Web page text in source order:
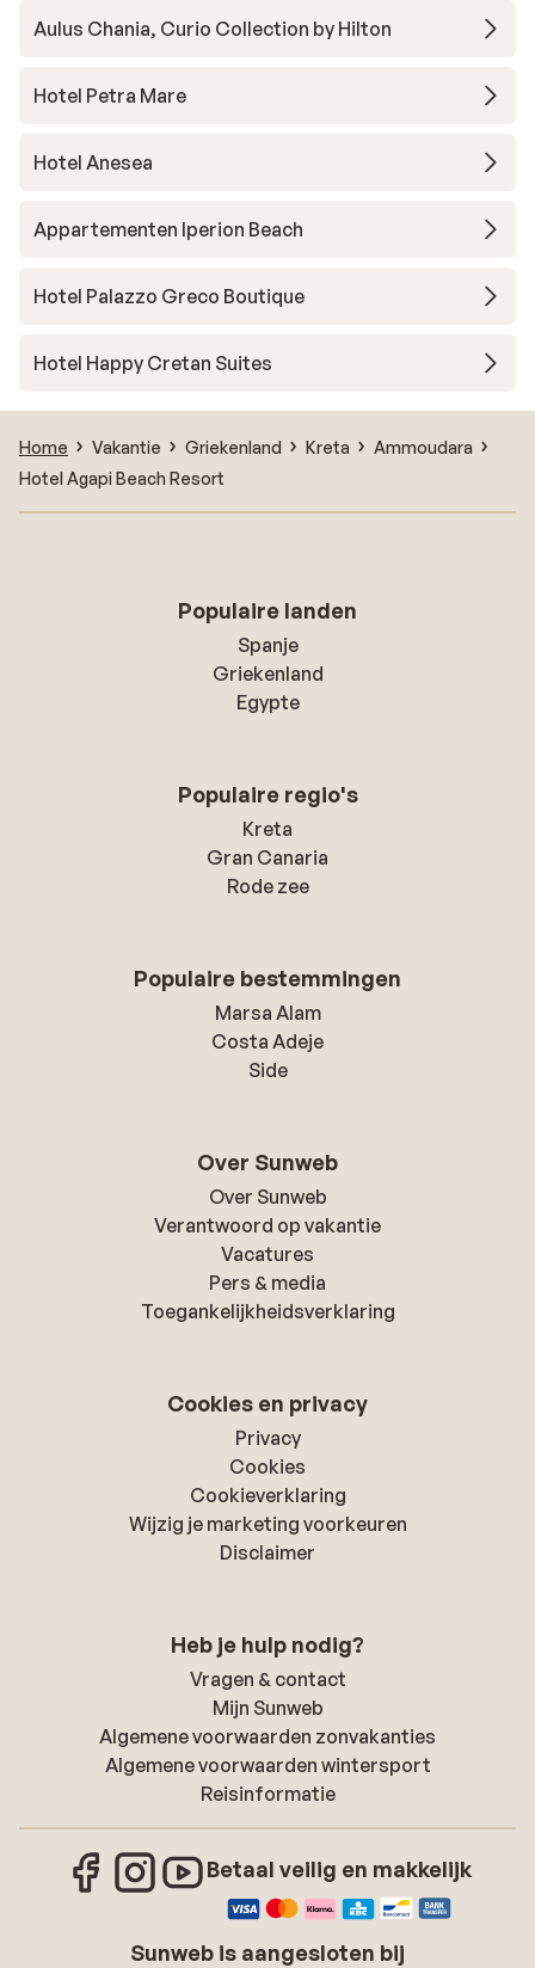
Aulus Chania, Curio Collection by Hilton
Hotel Petra Mare
Hotel Anesea
Appartementen Iperion Beach
Hotel Palazzo Greco Boutique
Hotel Happy Cretan Suites
Home Vakantie Griekenland Kreta
Ammoudara
Hotel Agapi Beach Resort
Populaire landen
Spanje
Griekenland
Egypte
Populaire regio's
Kreta
Gran Canaria
Rode zee
Populaire bestemmingen
Marsa Alam
Costa Adeje
Side
Over Sunweb
Over Sunweb
Verantwoord op vakantie
Vacatures
Pers & media
Toegankelijkheidsverklaring
Cookies en privacy
Privacy
Cookies
Cookieverklaring
Wijzig je marketing voorkeuren
Disclaimer
Heb je hulp nodig?
Vragen & contact
Mijn Sunweb
Algemene voorwaarden zonvakanties
Algemene voorwaarden wintersport
Reisinformatie
Betaal veilig en makkelijk
Sunweb is aangesloten bij